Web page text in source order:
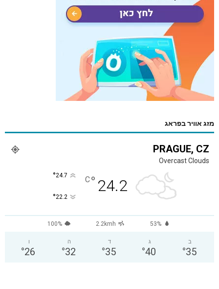
מזג אוויר בפראג
PRAGUE, CZ
Overcast Clouds
24.2
°
C
24.7
°
22.2
°
53%
2.2kmh
100%
ב
35
°
ג
40
°
ד
35
°
ה
32
°
ו
26
°